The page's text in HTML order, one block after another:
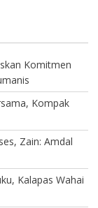
Komitmen
Kompak
Zain: Amdal
Kalapas Wahai